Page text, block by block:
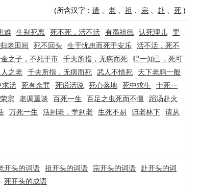
(所含汉字： 请 老 祖 宗 赴 死 )
难 生别死离 死不死，活不活 有忝祖德 认死理儿
罪
归老田间 死不回头 生于忧患而死于安乐
活不活，死不
之子，不死于市 千夫所指，无疾而死
得一知己，死可
之老 千夫所指，无病而死 武人不惜死
天下老鸦一般
求活 死有余罪 死说活说 死心落地 死中求生
十死一
宗 老调重谈 百死一生 百足之虫死而不僵
蹈汤赴火
万死一生 活到老，学到老 生死不易 归老林下
请从
开头的词语 祖开头的词语 宗开头的词语
赴开头的词
死开头的成语